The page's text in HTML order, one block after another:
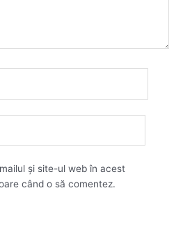
și site-ul web în acest
când o să comentez.